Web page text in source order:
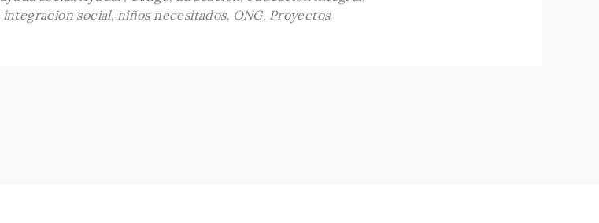
integracion social, niños necesitados, ONG, Proyectos